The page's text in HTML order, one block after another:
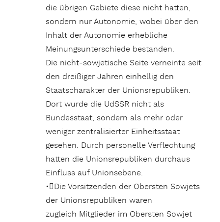
die übrigen Gebiete diese nicht hatten,
sondern nur Autonomie, wobei über den
Inhalt der Autonomie erhebliche
Meinungsunterschiede bestanden.
Die nicht-sowjetische Seite verneinte seit
den dreißiger Jahren einhellig den
Staatscharakter der Unionsrepubliken.
Dort wurde die UdSSR nicht als
Bundesstaat, sondern als mehr oder
weniger zentralisierter Einheitsstaat
gesehen. Durch personelle Verflechtung
hatten die Unionsrepubliken durchaus
Einfluss auf Unionsebene.
•Die Vorsitzenden der Obersten Sowjets
der Unionsrepubliken waren
zugleich Mitglieder im Obersten Sowjet